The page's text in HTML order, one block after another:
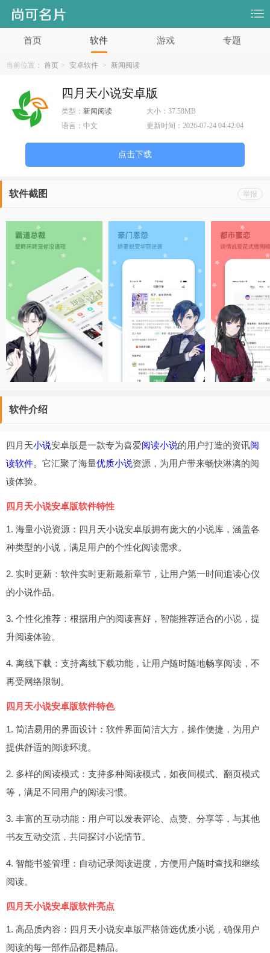
首页 软件 游戏 专题
当前位置： 首页 > 安卓软件 > 新闻阅读
四月天小说安卓版
类型： 新闻阅读 大小：37.58MB
语言： 中文 更新时间：2026-07-24 04:42:04
点击下载
举报
软件截图
软件介绍
四月天小说安卓版是一款专为喜爱阅读小说的用户打造的资讯阅
读软件。它汇聚了海量优质小说资源，为用户带来畅快淋漓的阅
读体验。
四月天小说安卓版软件特性
1. 海量小说资源：四月天小说安卓版拥有庞大的小说库，涵盖各
种类型的小说，满足用户的个性化阅读需求。
2. 实时更新：软件实时更新最新章节，让用户第一时间追读心仪
的小说作品。
3. 个性化推荐：根据用户的阅读喜好，智能推荐适合的小说，提
升阅读体验。
4. 离线下载：支持离线下载功能，让用户随时随地畅享阅读，不
再受网络限制。
四月天小说安卓版软件特色
1. 简洁易用的界面设计：软件界面简洁大方，操作便捷，为用户
提供舒适的阅读环境。
2. 多样的阅读模式：支持多种阅读模式，如夜间模式、翻页模式
等，满足不同用户的阅读习惯。
3. 丰富的互动功能：用户可以发表评论、点赞、分享等，与其他
书友互动交流，共同探讨小说情节。
4. 智能书签管理：自动记录阅读进度，方便用户随时查找和继续
阅读。
四月天小说安卓版软件亮点
1. 高品质内容：四月天小说安卓版严格筛选优质小说，确保用户
阅读的每一部作品都是精品。